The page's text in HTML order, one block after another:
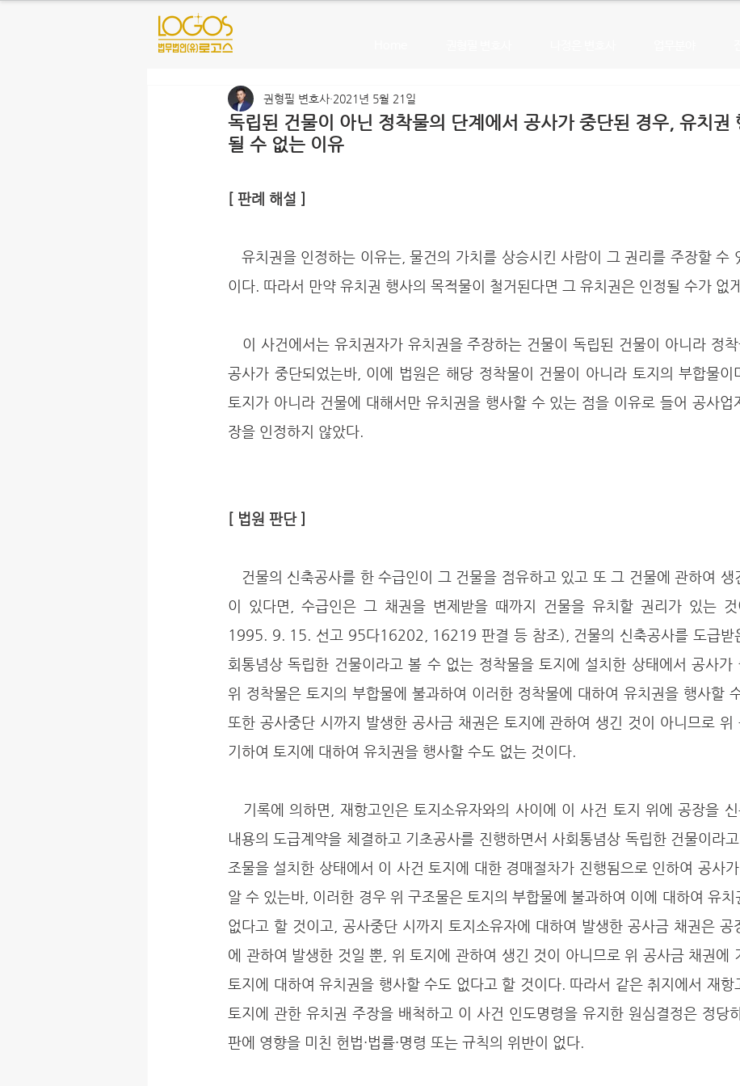
독립된 건물이 아닌 정착물의 단계에서 공사가 중단된 경우, 유치권
될 수 없는 이유
권형필 변호사 2021년 5월 21일
[ 판례 해설 ]
유치권을 인정하는 이유는, 물건의 가치를 상승시킨 사람이 그 권리를 주장할 수
이다. 따라서 만약 유치권 행사의 목적물이 철거된다면 그 유치권은 인정될 수가 없
공사가 중단되었는바, 이에 법원은 해당 정착물이 건물이 아니라 토지의 부합물이
토지가 아니라 건물에 대해서만 유치권을 행사할 수 있는 점을 이유로 들어 공사업
장을 인정하지 않았다.
[ 법원 판단 ]
이 있다면, 수급인은 그 채권을 변제받을 때까지 건물을 유치할 권리가 있는 것
1995. 9. 15. 선고 95다16202, 16219 판결 등 참조), 건물의 신축공사를 도급받
회통념상 독립한 건물이라고 볼 수 없는 정착물을 토지에 설치한 상태에서 공사가
위 정착물은 토지의 부합물에 불과하여 이러한 정착물에 대하여 유치권을 행사할
또한 공사중단 시까지 발생한 공사금 채권은 토지에 관하여 생긴 것이 아니므로 위
기하여 토지에 대하여 유치권을 행사할 수도 없는 것이다.
내용의 도급계약을 체결하고 기초공사를 진행하면서 사회통념상 독립한 건물이라
조물을 설치한 상태에서 이 사건 토지에 대한 경매절차가 진행됨으로 인하여 공사
알 수 있는바, 이러한 경우 위 구조물은 토지의 부합물에 불과하여 이에 대하여 유치
없다고 할 것이고, 공사중단 시까지 토지소유자에 대하여 발생한 공사금 채권은 공
에 관하여 발생한 것일 뿐, 위 토지에 관하여 생긴 것이 아니므로 위 공사금 채권에
토지에 대하여 유치권을 행사할 수도 없다고 할 것이다. 따라서 같은 취지에서 재항
토지에 관한 유치권 주장을 배척하고 이 사건 인도명령을 유지한 원심결정은 정당
판에 영향을 미친 헌법·법률·명령 또는 규칙의 위반이 없다.